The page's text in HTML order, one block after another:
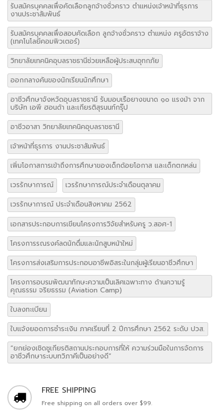
รับสมัครบุคคลเพื่อคัดเลือกลูกจ้างชั่วคราว ตำแหน่งเจ้าหน้าที่ธุรการ
งานประชาสัมพันธ์
รับสมัครบุคคลเพื่อสอบคัดเลือก ลูกจ้างชั่วคราว ตำแหน่ง ครูอัตราจ้าง
(เทคโนโลยีคอมพิวเตอร์)
วิทยาลัยเทคนิคอุบลราชธานีช่วยเหลือผู้ประสบอุทกภัย
ออกกลางคันของนักเรียนนักศึกษา
อาชีวศึกษาจังหวัดอุบลราชธานี รับมอบเรือยางขนาด ๑๐ แรงม้า จาก
บริษัท เอพี ฮอนด้า และเกียรติสุรนนท์กรุ๊ป
อาชีวอาสา วิทยาลัยเทคนิคอุบลราชธานี
เจ้าหน้าที่ธุรการ งานประชาสัมพันธ์
เพิ่มโอกาสการเข้าถึงการศึกษาของเด็กด้อยโอกาส และเด็กตกหล่น
เวรรักษาการณ์
เวรรักษาการณ์ประจำเดือนตุลาคม
เวรรักษาการณ์ ประจำเดือนสิงหาคม 2562
เอกสารประกอบการเขียนโครงการวิจัยสำหรับครู ว.สอศ-1
โครงการรณรงค์ลดนักดื่มและนักสูบหน้าใหม่
โครงการส่งเสริมการประกอบอาชีพอิสระในกลุ่มผู้เรียนอาชีวศึกษา
โครงการอบรมพัฒนาทักษะความเป็นเลิศเฉพาะทาง ด้านความรู้
คุณธรรม จริยธรรม (Aviation Camp)
ใบลงทะเบียน
ใบแจ้งยอดการชำระเงิน ภาคเรียนที่ 2 ปีการศึกษา 2562 ระดับ ปวส.
“ยกย่องเชิดชูเกียรติสถานประกอบการที่ให้ ความร่วมมือในการจัดการ
อาชีวศึกษาระบบทวิภาคีเป็นอย่างดี”
FREE SHIPPING
Free shipping on all orders over $99.